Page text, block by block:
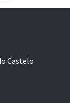
Castelo